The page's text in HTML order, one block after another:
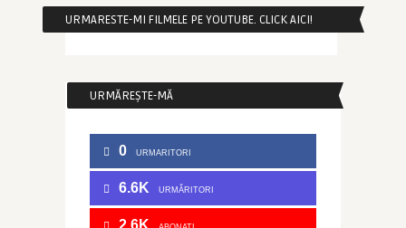
URMARESTE-MI FILMELE PE YOUTUBE. CLICK AICI!
URMĂREȘTE-MĂ
0 URMARITORI
6.6K URMĂRITORI
2.6K